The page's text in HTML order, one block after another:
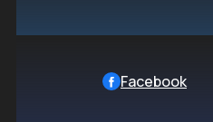
Facebook